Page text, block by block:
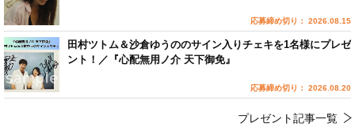
応募締め切り： 2026.08.15
田村ツトム＆沙倉ゆうののサイン入りチェキを1名様にプレゼ
ント！／『心配無用ノ介 天下御免』
応募締め切り： 2026.08.20
プレゼント記事一覧